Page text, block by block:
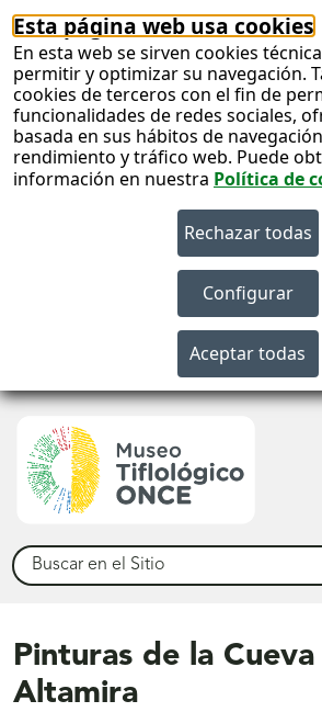
Esta página web usa cookies
En esta web se sirven cookies
permitir y optimizar su navegación.
cookies de terceros con el fin de
funcionalidades de redes sociales,
basada en sus hábitos de
rendimiento y tráfico web. Puede
información en nuestra Política de
Buscar
Pinturas de la
Altamira